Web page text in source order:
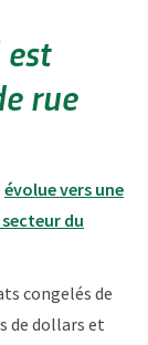
rue
évolue vers une
du
congelés de
de dollars et